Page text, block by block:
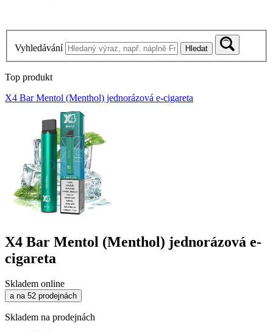
Vyhledávání Hledat
Top produkt
X4 Bar Mentol (Menthol) jednorázová e-cigareta
X4 Bar Mentol (Menthol) jednorázová e-
cigareta
Skladem online
a na 52 prodejnách
Skladem na prodejnách